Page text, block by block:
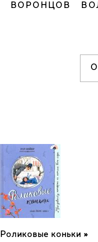
ВОРОНЦОВ
О
Роликовые коньки »